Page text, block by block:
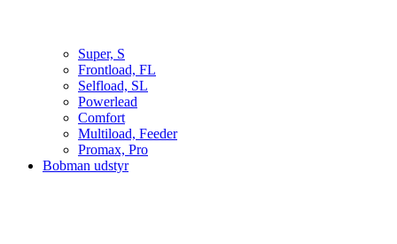
Super, S
Frontload, FL
Selfload, SL
Powerlead
Comfort
Multiload, Feeder
Promax, Pro
Bobman udstyr